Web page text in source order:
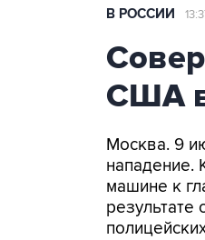
В РОССИИ
США
Москва. 9
нападение.
машине к